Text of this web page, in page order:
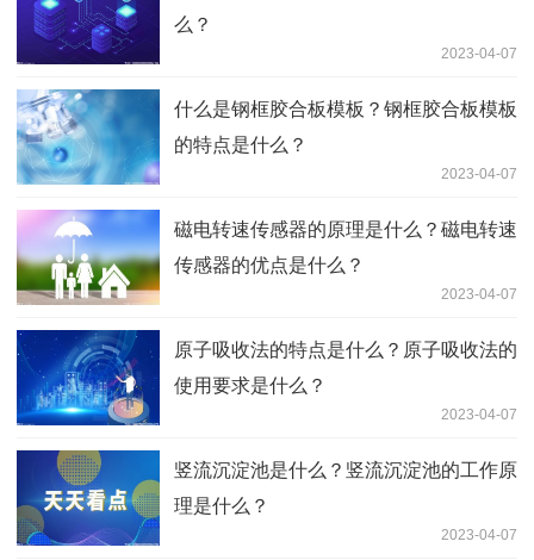
么？
2023-04-07
什么是钢框胶合板模板？钢框胶合板模板
的特点是什么？
2023-04-07
磁电转速传感器的原理是什么？磁电转速
传感器的优点是什么？
2023-04-07
原子吸收法的特点是什么？原子吸收法的
使用要求是什么？
2023-04-07
竖流沉淀池是什么？竖流沉淀池的工作原
理是什么？
2023-04-07